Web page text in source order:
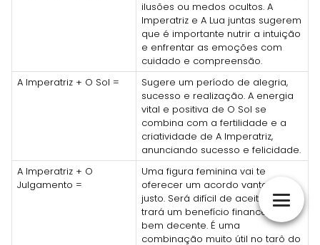
ilusões ou medos ocultos. A
Imperatriz e A Lua juntas sugerem
que é importante nutrir a intuição
e enfrentar as emoções com
cuidado e compreensão.
A Imperatriz + O Sol =
Sugere um período de alegria,
sucesso e realização. A energia
vital e positiva de O Sol se
combina com a fertilidade e a
criatividade de A Imperatriz,
anunciando sucesso e felicidade.
A Imperatriz + O
Julgamento =
Uma figura feminina vai te
oferecer um acordo vantajoso e
justo. Será difícil de aceitar, mas
trará um benefício financeiro
bem decente. É uma
combinação muito útil no tarô do